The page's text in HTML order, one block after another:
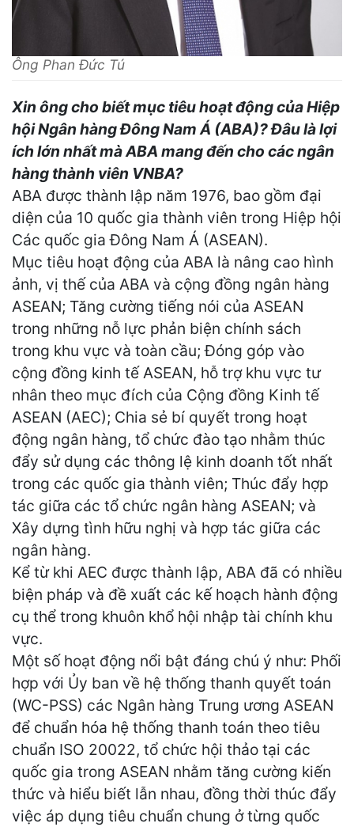
Ông Phan Đức Tú
Xin ông cho biết mục tiêu hoạt động của Hiệp
hội Ngân hàng Đông Nam Á (ABA)? Đâu là lợi
ích lớn nhất mà ABA mang đến cho các ngân
hàng thành viên VNBA?
ABA được thành lập năm 1976, bao gồm đại
diện của 10 quốc gia thành viên trong Hiệp hội
Các quốc gia Đông Nam Á (ASEAN).
Mục tiêu hoạt động của ABA là nâng cao hình
ảnh, vị thế của ABA và cộng đồng ngân hàng
ASEAN; Tăng cường tiếng nói của ASEAN
trong những nỗ lực phản biện chính sách
trong khu vực và toàn cầu; Đóng góp vào
cộng đồng kinh tế ASEAN, hỗ trợ khu vực tư
nhân theo mục đích của Cộng đồng Kinh tế
ASEAN (AEC); Chia sẻ bí quyết trong hoạt
động ngân hàng, tổ chức đào tạo nhằm thúc
đẩy sử dụng các thông lệ kinh doanh tốt nhất
trong các quốc gia thành viên; Thúc đẩy hợp
tác giữa các tổ chức ngân hàng ASEAN; và
Xây dựng tình hữu nghị và hợp tác giữa các
ngân hàng.
Kể từ khi AEC được thành lập, ABA đã có nhiều
biện pháp và đề xuất các kế hoạch hành động
cụ thể trong khuôn khổ hội nhập tài chính khu
vực.
Một số hoạt động nổi bật đáng chú ý như: Phối
hợp với Ủy ban về hệ thống thanh quyết toán
(WC-PSS) các Ngân hàng Trung ương ASEAN
để chuẩn hóa hệ thống thanh toán theo tiêu
chuẩn ISO 20022, tổ chức hội thảo tại các
quốc gia trong ASEAN nhằm tăng cường kiến
thức và hiểu biết lẫn nhau, đồng thời thúc đẩy
việc áp dụng tiêu chuẩn chung ở từng quốc